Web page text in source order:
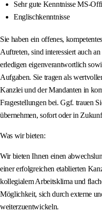
Sehr gute Kenntnisse MS-
Englischkenntnisse
Sie haben ein offenes,
Auftreten, sind interessiert auch
erledigen eigenverantwortlich
Aufgaben. Sie tragen als
Kanzlei und der Mandanten in
Fragestellungen bei. Ggf. trauen
übernehmen, sofort oder in
Was wir bieten:
Wir bieten Ihnen einen
einer erfolgreichen etablierten
kollegialem Arbeitsklima und
Möglichkeit, sich durch externe
weiterzuentwickeln.